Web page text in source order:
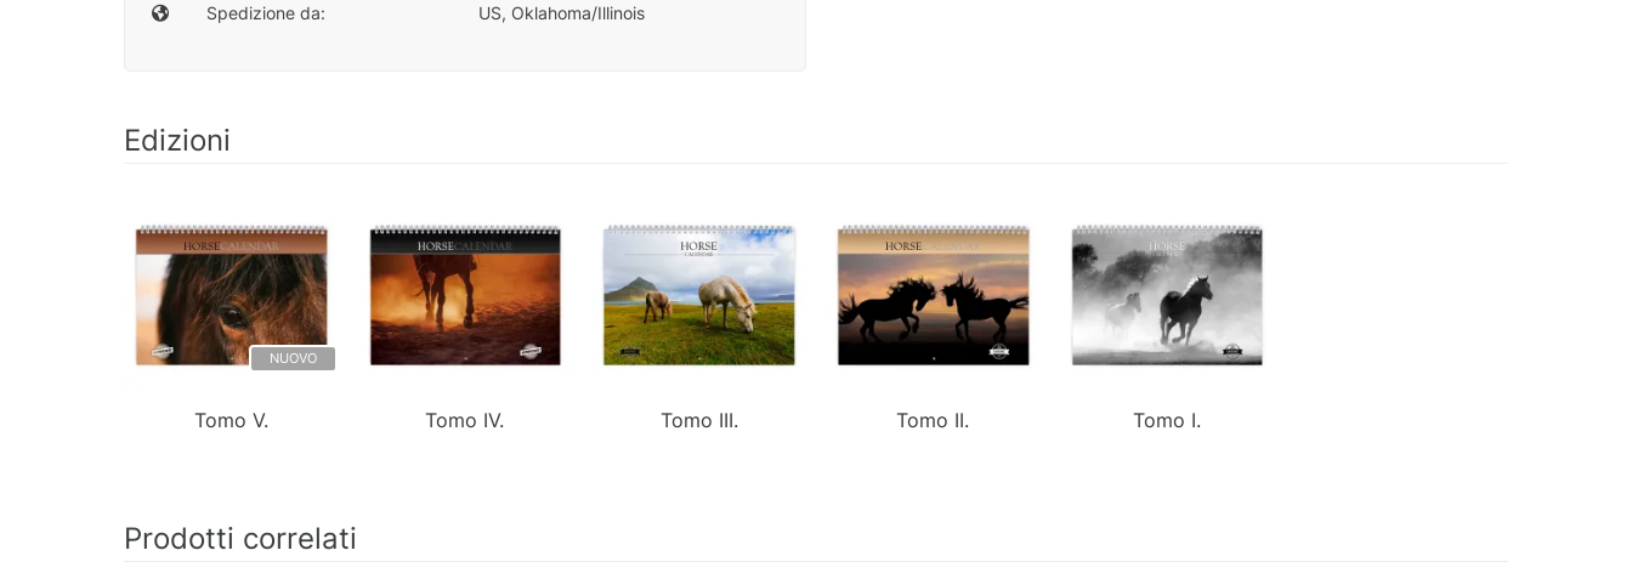
Spedizione da:
US, Oklahoma/Illinois
Edizioni
NUOVO
Tomo V. Tomo IV. Tomo III. Tomo II. Tomo I.
Prodotti correlati